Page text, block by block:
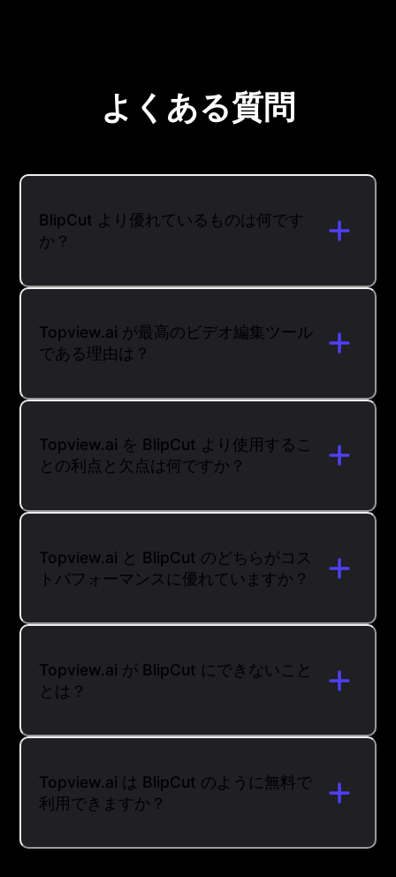
よくある質問
BlipCut より優れているものは何です
か？
Topview.ai が最高のビデオ編集ツール
である理由は？
Topview.ai を BlipCut より使用するこ
との利点と欠点は何ですか？
Topview.ai と BlipCut のどちらがコス
トパフォーマンスに優れていますか？
Topview.ai が BlipCut にできないこと
とは？
Topview.ai は BlipCut のように無料で
利用できますか？